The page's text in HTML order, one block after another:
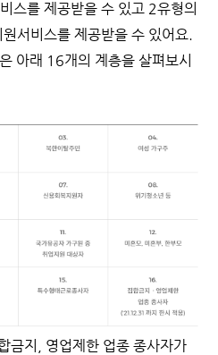
스를 제공받을 수 있고 2유형의
서비스를 제공받을 수 있어요.
아래 16개의 계층을 살펴보시
금지, 영업제한 업종 종사자가